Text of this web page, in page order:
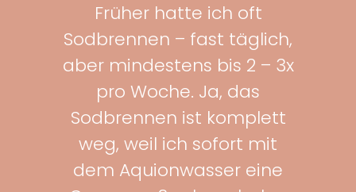
Früher hatte ich oft
Sodbrennen – fast täglich,
aber mindestens bis 2 – 3x
pro Woche. Ja, das
Sodbrennen ist komplett
weg, weil ich sofort mit
dem Aquionwasser eine